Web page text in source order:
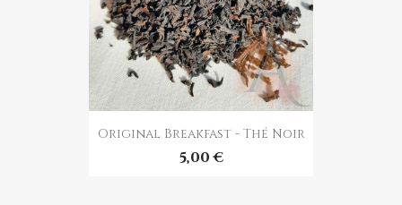
Original Breakfast - Thé Noir
5,00 €